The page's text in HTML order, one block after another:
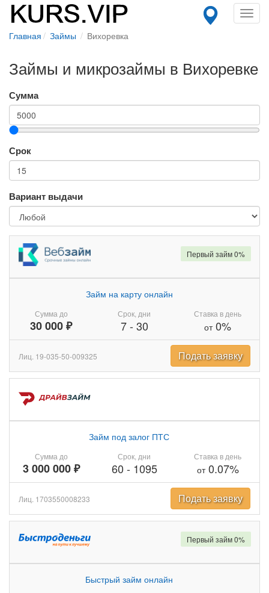
Главная Займы Вихоревка
Займы и микрозаймы в Вихоревке
Сумма
Срок
Вариант выдачи
Сумма до
30 000 ₽
Займ на карту онлайн
Срок, дни
7- 30
Ставка в день
от0%
Первый займ 0%
Лиц. 19-035-50-009325 Подать заявку
Сумма до
3 000 000 ₽
Займ под залог ПТС
Срок, дни
60 - 1095
Ставка в день
от0.07%
Лиц. 1703550008233 Подать заявку
Быстрый займ онлайн
Первый займ 0%